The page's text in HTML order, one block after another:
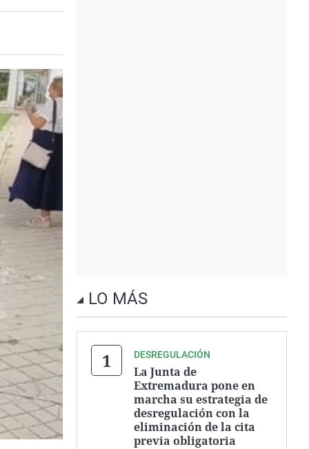
LO MÁS
DESREGULACIÓN
La Junta de
Extremadura pone en
marcha su estrategia de
desregulación con la
eliminación de la cita
previa obligatoria